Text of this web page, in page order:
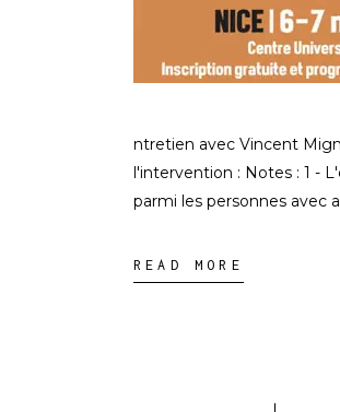
ntretien avec Vincent
l'intervention : Notes : 1 -
parmi les personnes avec
READ MORE